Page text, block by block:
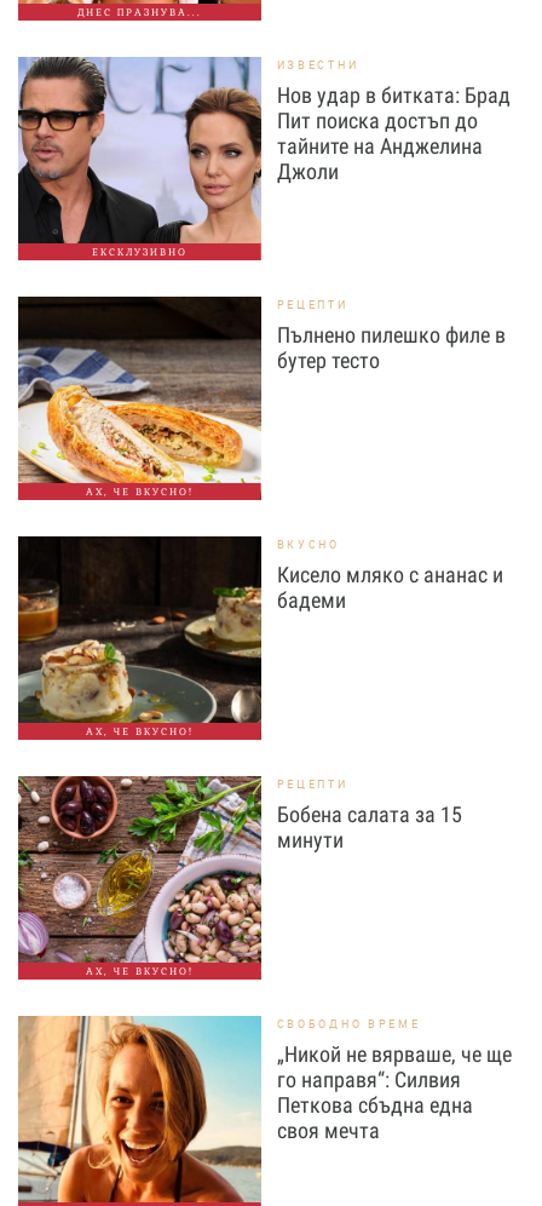
ДНЕС ПРАЗНУВА...
ЕКСКЛУЗИВНО
ИЗВЕСТНИ
Нов удар в битката: Брад
Пит поиска достъп до
тайните на Анджелина
Джоли
АХ, ЧЕ ВКУСНО!
РЕЦЕПТИ
Пълнено пилешко филе в
бутер тесто
АХ, ЧЕ ВКУСНО!
ВКУСНО
Кисело мляко с ананас и
бадеми
АХ, ЧЕ ВКУСНО!
РЕЦЕПТИ
Бобена салата за 15
минути
СВОБОДНО ВРЕМЕ
„Никой не вярваше, че ще
го направя“: Силвия
Петкова сбъдна една
своя мечта